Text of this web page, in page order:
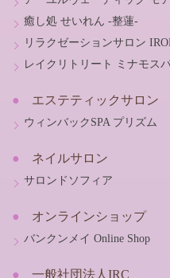
癒し処 せいれん -整蓮-
リラクゼーションサロン
レイクリトリート ミナモス
エステティックサロン
ウィンバックSPA プリズム
ネイルサロン
サロンドソフィア
オンラインショップ
バンクンメイ Online Shop
一般社団法人IRC